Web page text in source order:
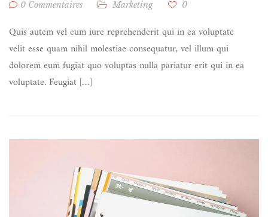
0 Commentaires
Marketing 0
Quis autem vel eum iure reprehenderit qui in ea voluptate
velit esse quam nihil molestiae consequatur, vel illum qui
dolorem eum fugiat quo voluptas nulla pariatur erit qui in ea
voluptate. Feugiat […]